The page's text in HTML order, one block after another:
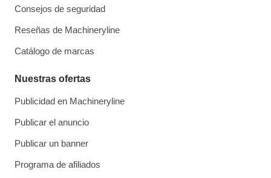
Consejos de seguridad
Reseñas de Machineryline
Catálogo de marcas
Nuestras ofertas
Publicidad en Machineryline
Publicar el anuncio
Publicar un banner
Programa de afiliados